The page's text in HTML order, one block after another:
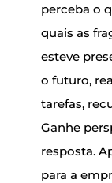
perceba o
quais as
esteve
o futuro,
tarefas,
Ganhe
resposta.
para a